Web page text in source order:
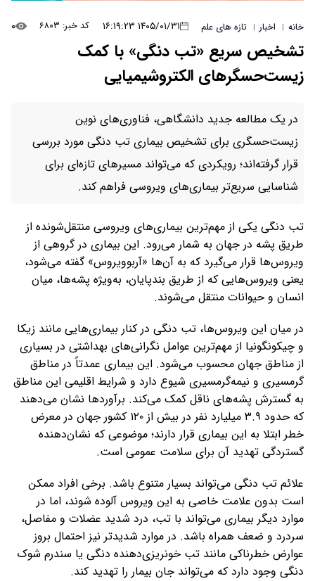
خانه | اخبار | تازه های علم ۱۴۰۵/۰۱/۳۱ ۱۶:۱۹:۲۳ کد خبر: ۶۸۰۳ ۰
تشخیص سریع «تب دنگی» با کمک
زیست‌حسگرهای الکتروشیمیایی
در یک مطالعه جدید دانشگاهی، فناوری‌های نوین
زیست‌حسگری برای تشخیص بیماری تب دنگی مورد بررسی
قرار گرفته‌اند؛ رویکردی که می‌تواند مسیرهای تازه‌ای برای
شناسایی سریع‌تر بیماری‌های ویروسی فراهم کند.
تب دنگی یکی از مهم‌ترین بیماری‌های ویروسی منتقل‌شونده از
طریق پشه در جهان به شمار می‌رود. این بیماری در گروهی از
ویروس‌ها قرار می‌گیرد که به آن‌ها «آربوویروس» گفته می‌شود،
یعنی ویروس‌هایی که از طریق بندپایان، به‌ویژه پشه‌ها، میان
انسان و حیوانات منتقل می‌شوند.
در میان این ویروس‌ها، تب دنگی در کنار بیماری‌هایی مانند زیکا
و چیکونگونیا از مهم‌ترین عوامل نگرانی‌های بهداشتی در بسیاری
از مناطق جهان محسوب می‌شود. این بیماری عمدتاً در مناطق
گرمسیری و نیمه‌گرمسیری شیوع دارد و شرایط اقلیمی این مناطق
به گسترش پشه‌های ناقل کمک می‌کند. برآوردها نشان می‌دهند
که حدود ۳.۹ میلیارد نفر در بیش از ۱۲۰ کشور جهان در معرض
خطر ابتلا به این بیماری قرار دارند؛ موضوعی که نشان‌دهنده
گستردگی تهدید آن برای سلامت عمومی است.
علائم تب دنگی می‌تواند بسیار متنوع باشد. برخی افراد ممکن
است بدون علامت خاصی به این ویروس آلوده شوند، اما در
موارد دیگر بیماری می‌تواند با تب، درد شدید عضلات و مفاصل،
سردرد و ضعف همراه باشد. در موارد شدیدتر نیز احتمال بروز
عوارض خطرناکی مانند تب خونریزی‌دهنده دنگی یا سندرم شوک
دنگی وجود دارد که می‌تواند جان بیمار را تهدید کند.